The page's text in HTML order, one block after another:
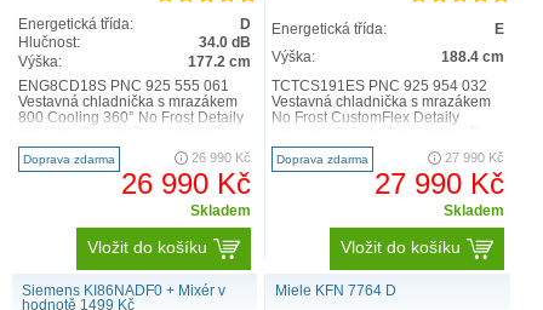
Energetická třída:
D
Hlučnost:
34.0 dB
Výška:
177.2 cm
ENG8CD18S PNC 925 555 061
Vestavná chladnička s mrazákem
800 Cooling 360° No Frost Detaily
800 No Frost Greenzo..
Doprava zdarma 26 990 Kč
26 990 Kč
Skladem
Vložit do košíku
Energetická třída:
E
Výška:
188.4 cm
TCTCS191ES PNC 925 954 032
Vestavná chladnička s mrazákem
No Frost CustomFlex Detaily
7000 No Frost AI CoolAssi..
Doprava zdarma 27 990 Kč
27 990 Kč
Skladem
Vložit do košíku
Siemens KI86NADF0 + Mixér v
hodnotě 1499 Kč
Miele KFN 7764 D